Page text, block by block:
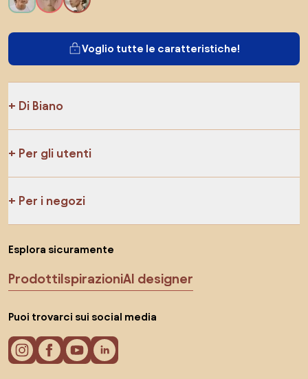
Voglio tutte le caratteristiche!
Di Biano
Per gli utenti
Per i negozi
Esplora sicuramente
ProdottiIspirazioniAI designer
Puoi trovarci sui social media